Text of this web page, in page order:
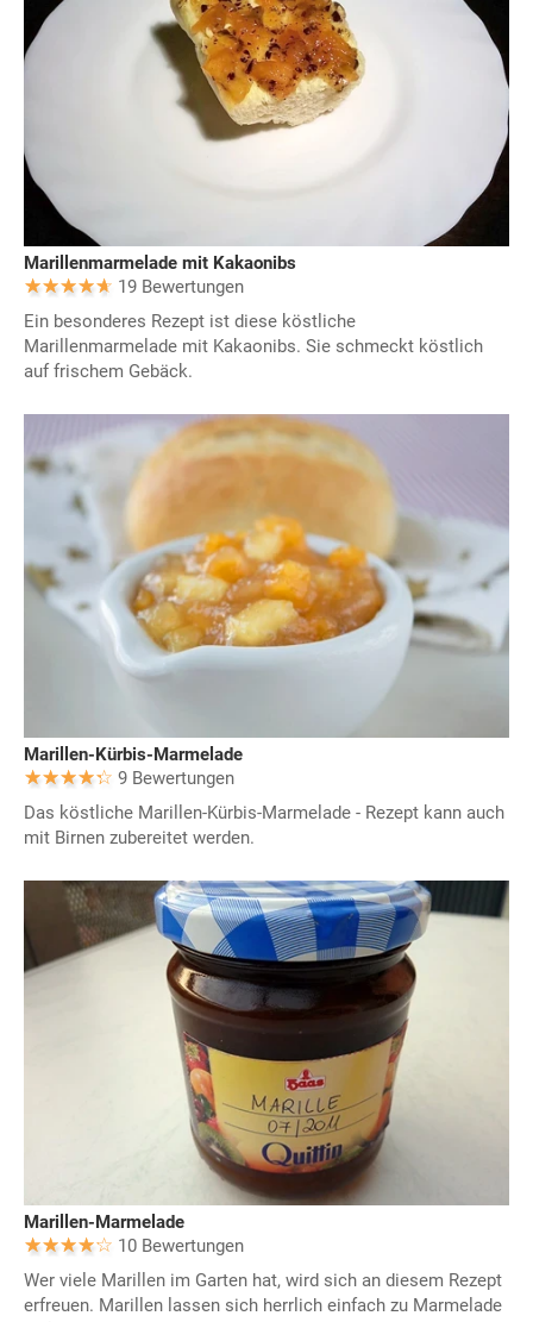
Marillenmarmelade mit Kakaonibs
19 Bewertungen
Ein besonderes Rezept ist diese köstliche
Marillenmarmelade mit Kakaonibs. Sie schmeckt köstlich
auf frischem Gebäck.
Marillen-Kürbis-Marmelade
9 Bewertungen
Das köstliche Marillen-Kürbis-Marmelade - Rezept kann auch
mit Birnen zubereitet werden.
Marillen-Marmelade
10 Bewertungen
Wer viele Marillen im Garten hat, wird sich an diesem Rezept
erfreuen. Marillen lassen sich herrlich einfach zu Marmelade